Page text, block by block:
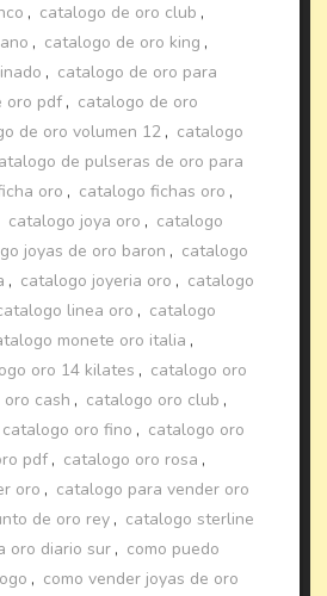
, catalogo de oro club ,
, catalogo de oro king ,
, catalogo de oro para
oro pdf , catalogo de oro
de oro volumen 12 , catalogo
de pulseras de oro para
oro , catalogo fichas oro ,
catalogo joya oro , catalogo
joyas de oro baron , catalogo
, catalogo joyeria oro , catalogo
linea oro , catalogo
monete oro italia ,
oro 14 kilates , catalogo oro
cash , catalogo oro club ,
catalogo oro fino , catalogo oro
pdf , catalogo oro rosa ,
oro , catalogo para vender oro
de oro rey , catalogo sterline
oro diario sur , como puedo
, como vender joyas de oro